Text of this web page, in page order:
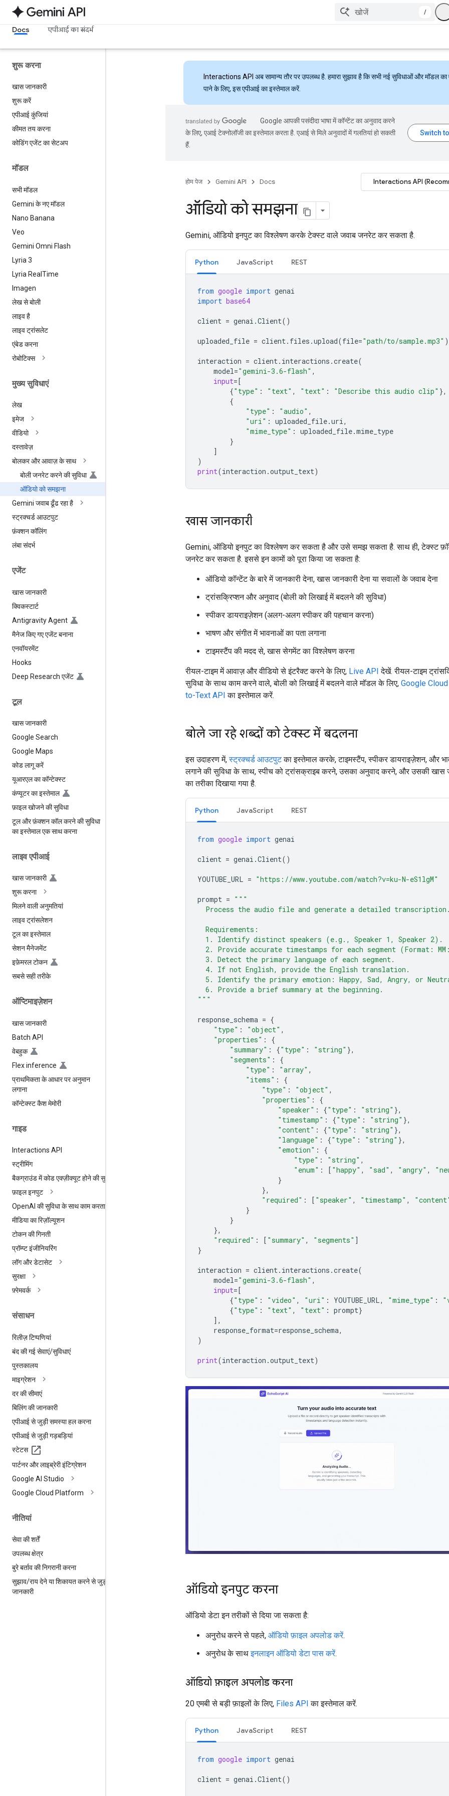
/
Docs एपीआई का संदर्भ
शुरू करना
खास जानकारी
शुरू करें
एपीआई कुंजियां
कीमत तय करना
कोडिंग एजेंट का सेटअप
मॉडल
सभी मॉडल
Gemini के नए मॉडल
Nano Banana
Veo
Gemini Omni Flash
Lyria 3
Lyria Real Time
Imagen
लेख से बोली
लाइव है
लाइव ट्रांसलेट
एंबेड करना
रोबोटिक्स
मुख्य सुविधाएं
लेख
इमेज
वीडियो
दस्तावेज़
बोलकर और आवाज़ के साथ
बोली जनरेट करने की सुविधा
ऑडियो को समझना
Gemini जवाब ढूँढ रहा है
स्ट्रक्चर्ड आउटपुट
फ़ंक्शन कॉलिंग
लंबा संदर्भ
एजेंट
खास जानकारी
क्विकस्टार्ट
Antigravity Agent
मैनेज किए गए एजेंट बनाना
एनवॉयरमेंट
Hooks
Deep Research एजेंट
टूल
खास जानकारी
Google Search
Google Maps
कोड लागू करें
यूआरएल का कॉन्टेक्स्ट
कंप्यूटर का इस्तेमाल
फ़ाइल खोजने की सुविधा
टूल और फ़ंक्शन कॉल करने की सुविधा
का इस्तेमाल एक साथ करना
लाइव एपीआई
खास जानकारी
शुरू करना
मिलने वाली अनुमतियां
लाइव ट्रांसलेशन
टूल का इस्तेमाल
सेशन मैनेजमेंट
इफ़ेमरल टोकन
सबसे सही तरीके
ऑप्टिमाइज़ेशन
खास जानकारी
Batch API
वेबहुक
Flex inference
प्राथमिकता के आधार पर अनुमान
लगाना
कॉन्टेक्स्ट कैश मेमोरी
गाइड
Interactions API
स्ट्रीमिंग
बैकग्राउंड में कोड एक्ज़ीक्यूट होने की सुविधा
फ़ाइल इनपुट
OpenAI की सुविधा के साथ काम करता है
मीडिया का रिज़ॉल्यूशन
टोकन की गिनती
प्रॉम्प्ट इंजीनियरिंग
लॉग और डेटासेट
सुरक्षा
फ़्रेमवर्क
संसाधन
रिलीज़ टिप्पणियां
बंद की गई सेवाएं/सुविधाएं
पुस्तकालय
माइग्रेशन
दर की सीमाएं
बिलिंग की जानकारी
एपीआई से जुड़ी समस्या हल करना
एपीआई से जुड़ी गड़बड़ियां
स्टेटस
पार्टनर और लाइब्रेरी इंटिग्रेशन
Google AI Studio
Google Cloud Platform
नीतियां
सेवा की शर्तें
उपलब्ध क्षेत्र
बुरे बर्ताव की निगरानी करना
सुझाव/राय देने या शिकायत करने से जुड़ी
जानकारी
Interactions API अब सामान्य तौर पर उपलब्ध है. हमारा सुझाव है कि सभी नई सुविधाओं और मॉडल
पाने के लिए, इस एपीआई का इस्तेमाल करें.
Google आपकी पसंदीदा भाषा में कॉन्टेंट का अनुवाद करने
के लिए, एआई टेक्नोलॉजी का इस्तेमाल करता है. एआई से मिले अनुवादों में गलतियां हो सकती
हैं.
होम पेज Gemini API Docs Interactions API
ऑडियो को समझना
Gemini, ऑडियो इनपुट का विश्लेषण करके टेक्स्ट वाले जवाब जनरेट कर सकता है.
Python JavaScript REST
from google import genai
import base64
client = genai .Client()
uploaded_file = client. files .upload(file="path/to/sample.mp3" )
interaction = client. interactions .create(
model="gemini-3.6-flash" ,
input=[
{"type" : "text" , "text" : "Describe this audio clip" },
{
"type" : "audio" ,
"uri" : uploaded_file.uri,
"mime_type" : uploaded_file.mime_type
}
]
)
print(interaction .output_text)
खास जानकारी
Gemini, ऑडियो इनपुट का विश्लेषण कर सकता है और उसे समझ सकता है. साथ ही, टेक्स्ट
जनरेट कर सकता है. इससे इन कामों को पूरा किया जा सकता है:
ऑडियो कॉन्टेंट के बारे में जानकारी देना, खास जानकारी देना या सवालों के जवाब देना
ट्रांसक्रिप्शन और अनुवाद (बोली को लिखाई में बदलने की सुविधा)
स्पीकर डायराइज़ेशन (अलग-अलग स्पीकर की पहचान करना)
भाषण और संगीत में भावनाओं का पता लगाना
टाइमस्टैंप की मदद से, खास सेगमेंट का विश्लेषण करना
रीयल-टाइम में आवाज़ और वीडियो से इंटरैक्ट करने के लिए, Live API देखें. रीयल-टाइम
सुविधा के साथ काम करने वाले, बोली को लिखाई में बदलने वाले मॉडल के लिए, Google
to-Text API का इस्तेमाल करें.
बोले जा रहे शब्दों को टेक्स्ट में बदलना
इस उदाहरण में,स्ट्रक्चर्ड आउटपुटका इस्तेमाल करके, टाइमस्टैंप, स्पीकर डायराइज़ेशन, और
लगाने की सुविधा के साथ, स्पीच को ट्रांसक्राइब करने, उसका अनुवाद करने, और उसकी खास
का तरीका दिखाया गया है.
Python JavaScript REST
from google import genai
client = genai .Client()
YOUTUBE_URL = "https://www.youtube.com/watch?v=ku-N-eS1lgM"
prompt = """
  Process the audio file and generate a detailed transcription.
  Requirements:
  1. Identify distinct speakers (e.g., Speaker 1, Speaker 2).
2. Provide accurate timestamps for each segment (Format:
  3. Detect the primary language of each segment.
  4. If not English, provide the English translation.
5. Identify the primary emotion: Happy, Sad, Angry, or
  6. Provide a brief summary at the beginning.
"""
response_schema = {
"type" : "object" ,
"properties" :
{
"summary" : {"type" : "string" },
"segments" :
{
"type" : "array" ,
"items" :
{
"type" : "object" ,
"properties" :
{
"speaker" : {"type" : "string" },
"timestamp" : {"type" : "string" },
"content" : {"type" : "string" },
"language" : {"type" : "string" },
"emotion" :
{
"type" : "string" ,
"enum" : [ "happy" , "sad" , "angry" ,
}
},
"required" : [ "speaker" , "timestamp" ,
}
}
},
"required" : [ "summary" , "segments" ]
}
interaction = client. interactions .create(
model="gemini-3.6-flash" ,
input=[
{"type" : "video" , "uri" : YOUTUBE_URL, "mime_type" :
{"type" : "text" , "text" : prompt}
],
response_format=response_schema,
)
print(interaction .output_text)
ऑडियो इनपुट करना
ऑडियो डेटा इन तरीकों से दिया जा सकता है:
अनुरोध करने से पहले, ऑडियो फ़ाइल अपलोड करें.
अनुरोध के साथइनलाइन ऑडियो डेटा पास करें.
ऑडियो फ़ाइल अपलोड करना
20 एमबी से बड़ी फ़ाइलों के लिए, Files API का इस्तेमाल करें.
Python JavaScript REST
from google import genai
client = genai .Client()